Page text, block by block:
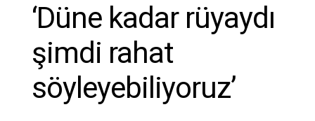
‘Düne kadar rüyaydı
şimdi rahat
söyleyebiliyoruz’